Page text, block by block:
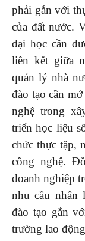
phải gắn với
của đất nước.
đại học cần
liên kết giữa
quản lý nhà
đào tạo cần
nghệ trong
triển học liệu
chức thực tập,
công nghệ.
doanh nghiệp
nhu cầu nhân
đào tạo gắn
trường lao